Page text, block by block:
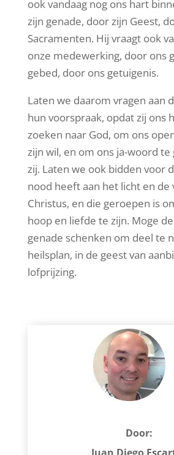
ook vandaag nog ons hart
zijn genade, door zijn Geest,
Sacramenten. Hij vraagt ook
onze medewerking, door ons
gebed, door ons getuigenis.
Laten we daarom vragen aan
hun voorspraak, opdat zij ons
zoeken naar God, om ons
zijn wil, en om ons ja-woord te
zij. Laten we ook bidden voor
nood heeft aan het licht en de
Christus, en die geroepen is
hoop en liefde te zijn. Moge
genade schenken om deel te
heilsplan, in de geest van
lofprijzing.
Door: